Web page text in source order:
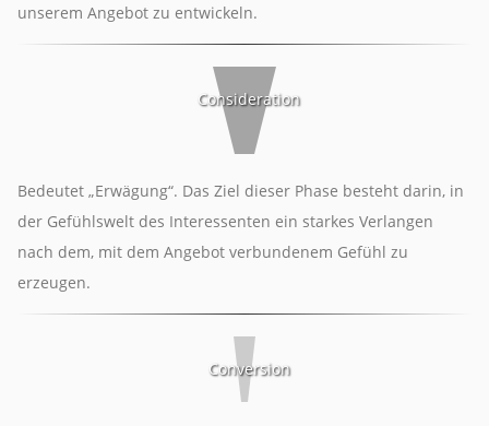
unserem Angebot zu entwickeln.
Consideration
Bedeutet „Erwägung“. Das Ziel dieser Phase besteht darin, in
der Gefühlswelt des Interessenten ein starkes Verlangen
nach dem, mit dem Angebot verbundenem Gefühl zu
erzeugen.
Conversion